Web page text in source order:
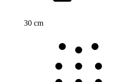
30 cm